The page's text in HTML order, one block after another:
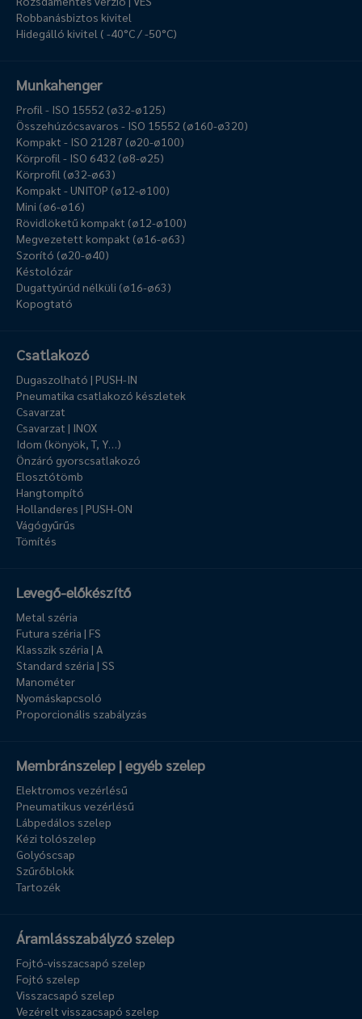
Robbanásbiztos kivitel
Hidegálló kivitel ( -40°C / -50°C)
Munkahenger
Profil - ISO 15552 (ø32-ø125)
Összehúzócsavaros - ISO 15552 (ø160-ø320)
Kompakt - ISO 21287 (ø20-ø100)
Körprofil - ISO 6432 (ø8-ø25)
Körprofil (ø32-ø63)
Kompakt - UNITOP (ø12-ø100)
Mini (ø6-ø16)
Rövidlöketű kompakt (ø12-ø100)
Megvezetett kompakt (ø16-ø63)
Szorító (ø20-ø40)
Késtolózár
Dugattyúrúd nélküli (ø16-ø63)
Kopogtató
Csatlakozó
Dugaszolható | PUSH-IN
Pneumatika csatlakozó készletek
Csavarzat
Csavarzat | INOX
Idom (könyök, T, Y…)
Önzáró gyorscsatlakozó
Elosztótömb
Hangtompító
Hollanderes | PUSH-ON
Vágógyűrűs
Tömítés
Levegő-előkészítő
Metal széria
Futura széria | FS
Klasszik széria | A
Standard széria | SS
Manométer
Nyomáskapcsoló
Proporcionális szabályzás
Membránszelep | egyéb szelep
Elektromos vezérlésű
Pneumatikus vezérlésű
Lábpedálos szelep
Kézi tolószelep
Golyóscsap
Szűrőblokk
Tartozék
Áramlásszabályzó szelep
Fojtó-visszacsapó szelep
Fojtó szelep
Visszacsapó szelep
Vezérelt visszacsapó szelep